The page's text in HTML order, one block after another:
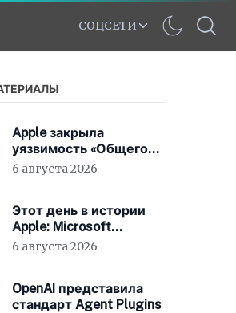
СОЦСЕТИ
Apple закрыла
уязвимость «Общего
экрана» в macOS
6 августа 2026
Этот день в истории
Apple: Microsoft
инвестирует в Apple
6 августа 2026
OpenAI представила
стандарт Agent Plugins